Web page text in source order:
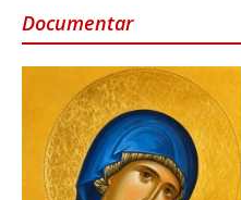
Documentar